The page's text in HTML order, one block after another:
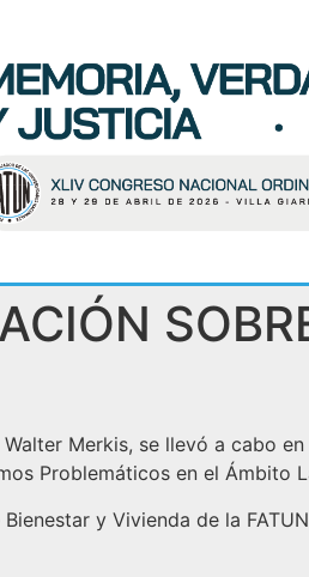
Merkis, se llevó a cabo
Problemáticos en el Ámbito
y Vivienda de la